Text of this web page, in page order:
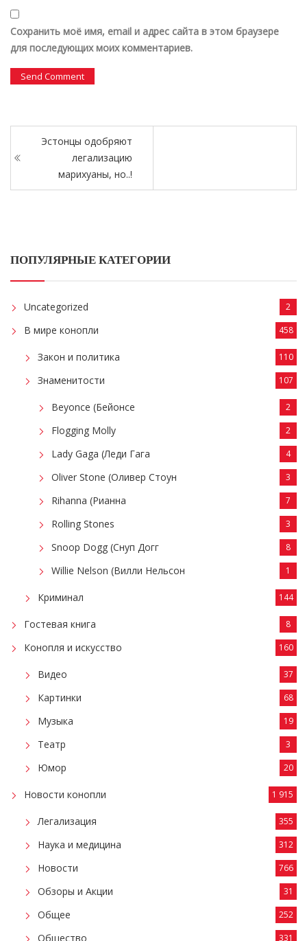
Сохранить моё имя, email и адрес сайта в этом браузере
для последующих моих комментариев.
Эстонцы одобряют
легализацию
марихуаны, но..!
ПОПУЛЯРНЫЕ КАТЕГОРИИ
Uncategorized 2
В мире конопли 458
Закон и политика 110
Знаменитости 107
Beyonce (Бейонсе 2
Flogging Molly 2
Lady Gaga (Леди Гага 4
Oliver Stone (Оливер Стоун 3
Rihanna (Рианна 7
Rolling Stones 3
Snoop Dogg (Снуп Догг 8
Willie Nelson (Вилли Нельсон 1
Криминал 144
Гостевая книга 8
Конопля и искусство 160
Видео 37
Картинки 68
Музыка 19
Театр 3
Юмор 20
Новости конопли 1 915
Легализация 355
Наука и медицина 312
Новости 766
Обзоры и Акции 31
Общее 252
Общество 331